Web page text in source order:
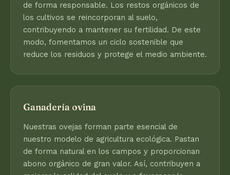
de forma responsable. Los restos orgánicos de
los cultivos se reincorporan al suelo,
contribuyendo a mantener su fertilidad. De este
modo, fomentamos un ciclo sostenible que
reduce los residuos y protege el medio ambiente.
Ganadería ovina
Nuestras ovejas forman parte esencial de
nuestro modelo de agricultura ecológica. Pastan
de forma natural en los campos y proporcionan
abono orgánico de gran valor. Así, contribuyen a